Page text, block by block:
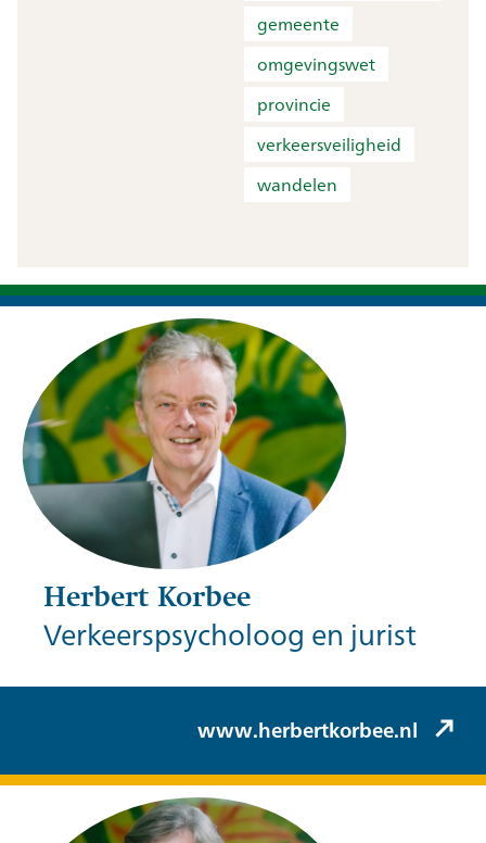
gemeente
omgevingswet
provincie
verkeersveiligheid
wandelen
Herbert Korbee (Korbee & Hovelynck)
Herbert Korbee
Verkeerspsycholoog en jurist
www.herbertkorbee.nl